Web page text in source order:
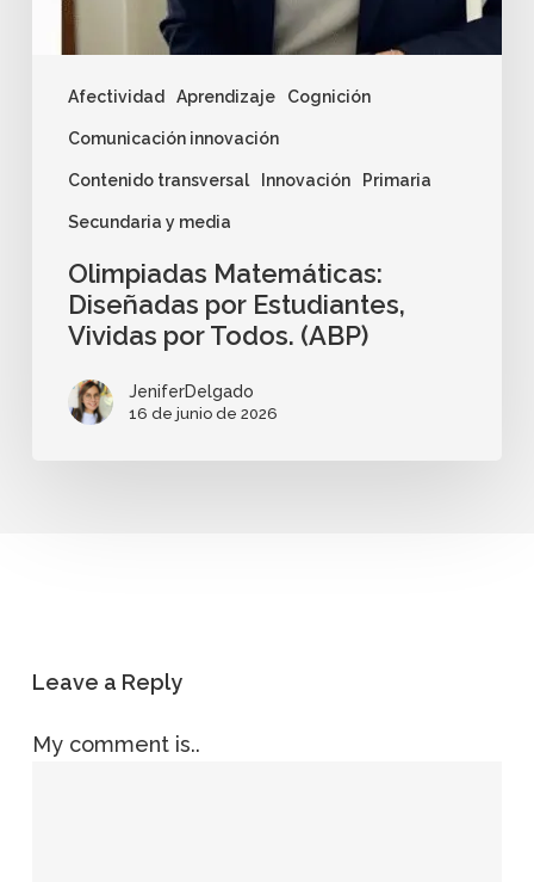
Afectividad Aprendizaje Cognición
Comunicación innovación
Contenido transversal Innovación Primaria
Secundaria y media
Olimpiadas Matemáticas:
Diseñadas por Estudiantes,
Vividas por Todos. (ABP)
JeniferDelgado
16 de junio de 2026
Leave a Reply
My comment is..